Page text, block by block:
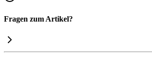
Fragen zum Artikel?